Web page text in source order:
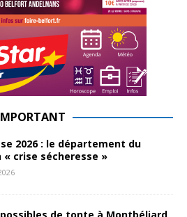
2026 : le département du
« crise sécheresse »
de tonte à Montbéliard